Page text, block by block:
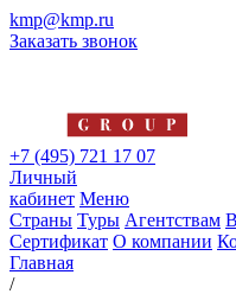
kmp@kmp.ru
Заказать звонок
+7 (495) 721 17 07
Личный
кабинет Меню
Страны Туры Агентствам
Сертификат О компании
Главная
/